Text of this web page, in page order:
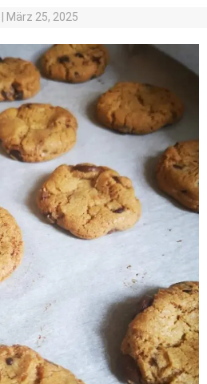
März 25, 2025